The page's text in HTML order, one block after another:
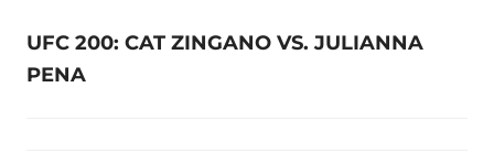
UFC 200: CAT ZINGANO VS. JULIANNA
PENA